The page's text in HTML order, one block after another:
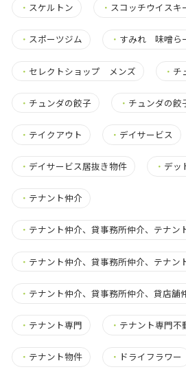
・ スケルトン ・ スコッチウイスキ
・ スポーツジム ・ すみれ 味噌ら
・ セレクトショップ メンズ ・ チ
・ チュンダの餃子 ・ チュンダの餃
・ テイクアウト ・ デイサービス
・ デイサービス居抜き物件 ・ デッ
・ テナント仲介
・ テナント仲介、貸事務所仲介、テナン
・ テナント仲介、貸事務所仲介、テナン
・ テナント仲介、貸事務所仲介、貸店舗
・ テナント専門 ・ テナント専門不
・ テナント物件 ・ ドライフラワー